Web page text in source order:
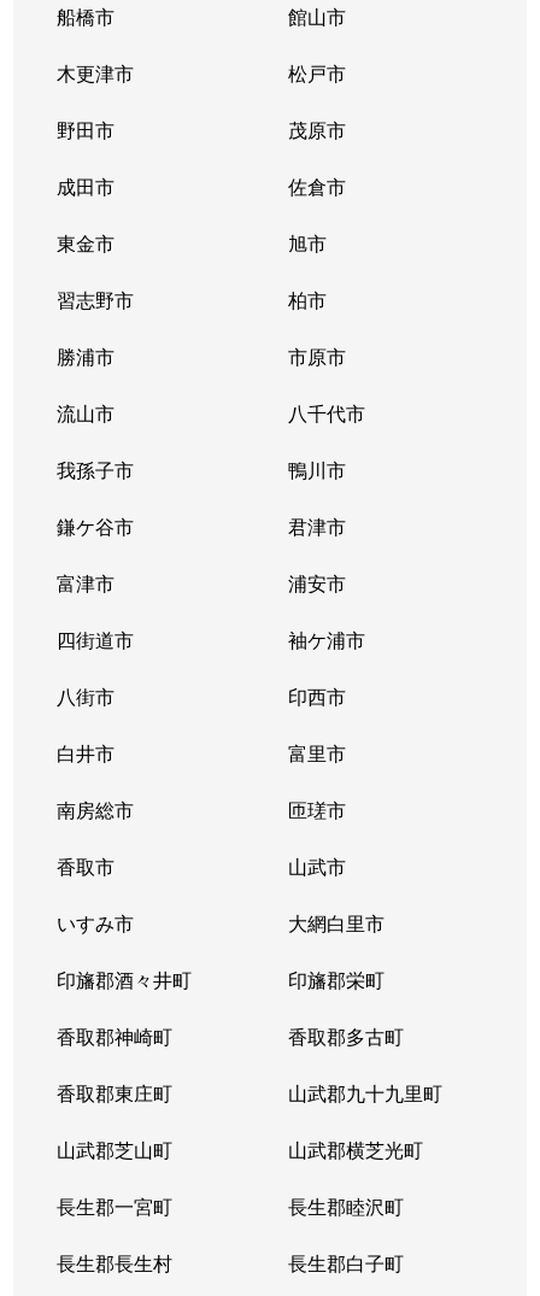
船橋市 館山市
木更津市 松戸市
野田市 茂原市
成田市 佐倉市
東金市 旭市
習志野市 柏市
勝浦市 市原市
流山市 八千代市
我孫子市 鴨川市
鎌ケ谷市 君津市
富津市 浦安市
四街道市 袖ケ浦市
八街市 印西市
白井市 富里市
南房総市 匝瑳市
香取市 山武市
いすみ市 大網白里市
印旛郡酒々井町 印旛郡栄町
香取郡神崎町 香取郡多古町
香取郡東庄町 山武郡九十九里町
山武郡芝山町 山武郡横芝光町
長生郡一宮町 長生郡睦沢町
長生郡長生村 長生郡白子町